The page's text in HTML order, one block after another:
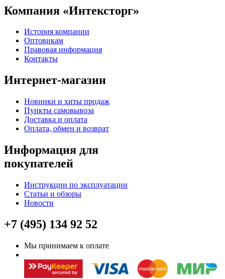
Компания «Интексторг»
История компании
Оптовикам
Правовая информация
Контакты
Интернет-магазин
Новинки и хиты продаж
Пункты самовывоза
Доставка и оплата
Оплата, обмен и возврат
Информация для
покупателей
Инструкции по эксплуатации
Статьи и обзоры
Новости
+7 (495) 134 92 52
Мы принимаем к оплате